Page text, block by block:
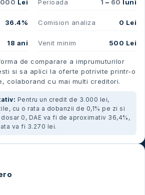
Lei Perioada 1 – 60 luni
36.4% Comision analiza 0 Lei
18 ani Venit minim 500 Lei
de comparare a imprumuturilor
si sa aplici la oferte potrivite printr-o
colaborand cu mai multi creditori.
Pentru un credit de 3.000 lei,
cu o rata a dobanzii de 0,1% pe zi si
0, DAE va fi de aproximativ 36,4%,
va fi 3.270 lei.